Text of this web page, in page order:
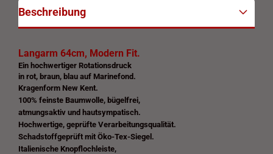
Beschreibung
Langarm 64cm, Modern Fit.
Ein hochwertiger Rotationsdruck
in rot, braun, blau auf Marinefond.
Kragenform New Kent.
100% feinste Baumwolle, bügelfrei,
atmungsaktiv und hautsympatisch.
Hochwertige, geprüfte Verarbeitungsqualität.
Schadstoffgeprüft mit Öko-Tex-Siegel.
Italienische Knopflochleiste,